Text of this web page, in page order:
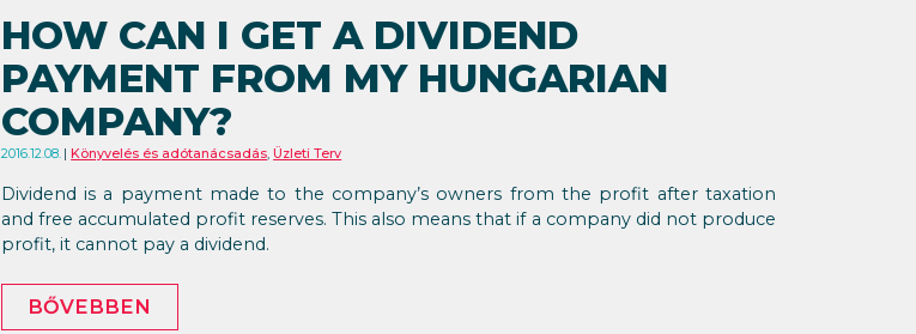
HOW CAN I GET A DIVIDEND
PAYMENT FROM MY HUNGARIAN
COMPANY?
2016.12.08. Könyvelés és adótanácsadás,Üzleti Terv
Dividend is a payment made to the company’s owners from the profit after taxation
and free accumulated profit reserves. This also means that if a company did not produce
profit, it cannot pay a dividend.
BŐVEBBEN